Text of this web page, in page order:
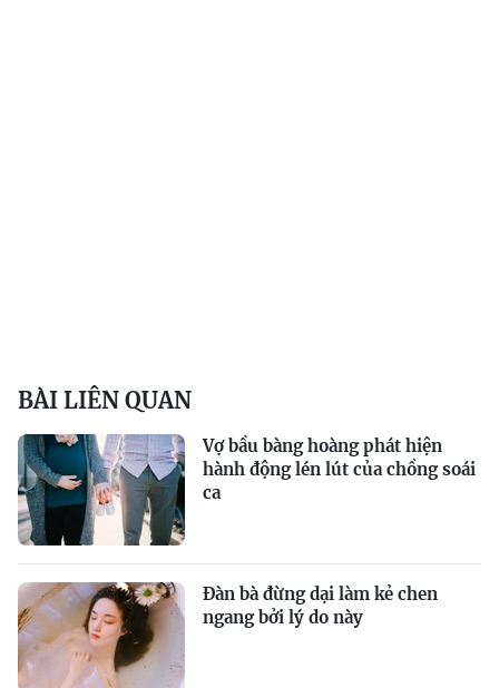
BÀI LIÊN QUAN
Vợ bầu bàng hoàng phát hiện
hành động lén lút của chồng soái
ca
Đàn bà đừng dại làm kẻ chen
ngang bởi lý do này